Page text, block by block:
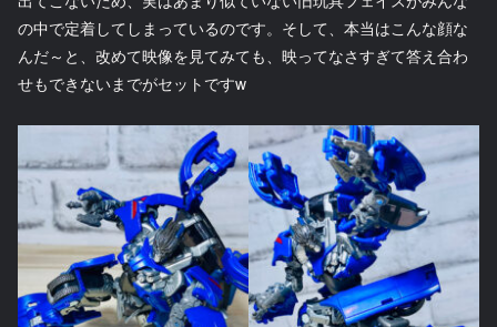
の中で定着してしまっているのです。そして、本当はこんな顔な
んだ～と、改めて映像を見てみても、映ってなさすぎて答え合わ
せもできないまでがセットですw